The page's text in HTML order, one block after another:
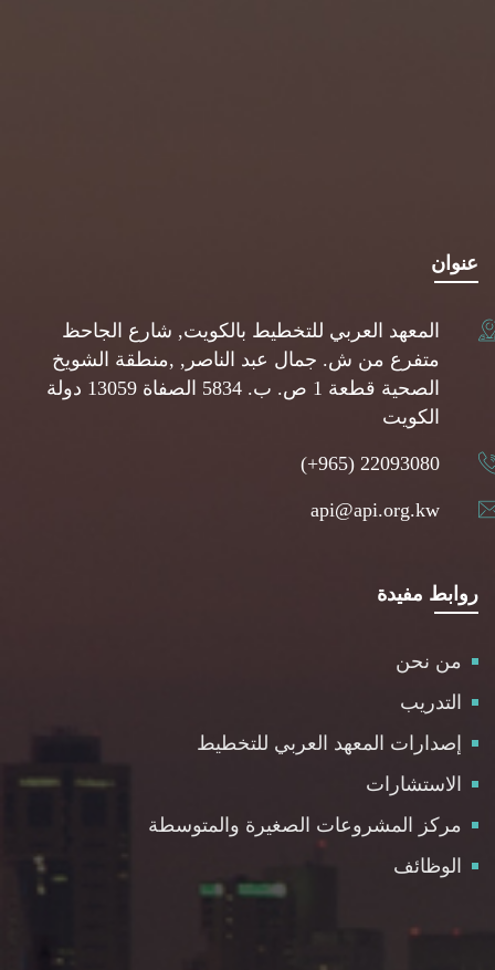
عنوان
المعهد العربي للتخطيط بالكويت, شارع الجاحظ
متفرع من ش. جمال عبد الناصر, ,منطقة الشويخ
الصحية قطعة 1 ص. ب. 5834 الصفاة 13059 دولة
الكويت
(+965) 22093080
api@api.org.kw
روابط مفيدة
من نحن
التدريب
إصدارات المعهد العربي للتخطيط
الاستشارات
مركز المشروعات الصغيرة والمتوسطة
الوظائف